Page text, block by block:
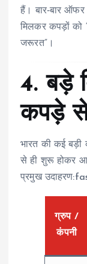
हैं। बार‑बार
मिलकर कपड़ों को
जरूरत”।
4. बड़े
कपड़े से
भारत की कई
से ही शुरू होकर
प्रमुख
ग्रुप /
कंपनी